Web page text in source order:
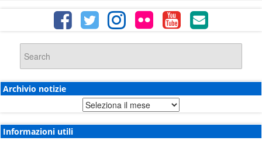
Archivio notizie
Archivio
Informazioni utili